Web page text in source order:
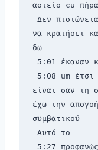
αστείο cu πήρα
να κρατήσει
δω
5:01 έκαναν
είναι σαν τη
έχω την
συμβατικού
Αυτό το